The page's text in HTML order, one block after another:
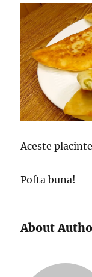
Aceste
Pofta buna!
About